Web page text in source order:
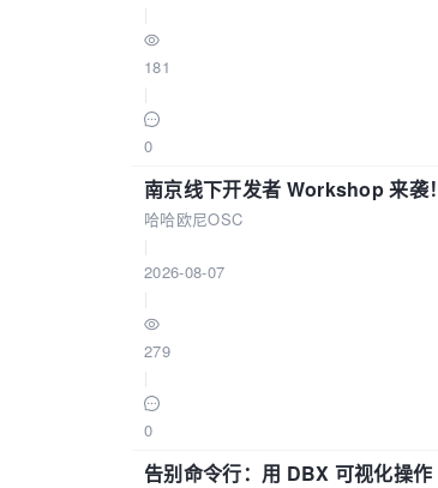
181
0
南京线下开发者 Workshop 来袭
哈哈欧尼OSC
2026-08-07
279
0
告别命令行：用 DBX 可视化操